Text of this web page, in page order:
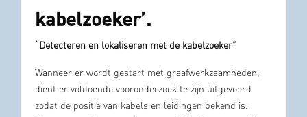
kabelzoeker’.
“Detecteren en lokaliseren met de kabelzoeker”
Wanneer er wordt gestart met graafwerkzaamheden,
dient er voldoende vooronderzoek te zijn uitgevoerd
zodat de positie van kabels en leidingen bekend is.